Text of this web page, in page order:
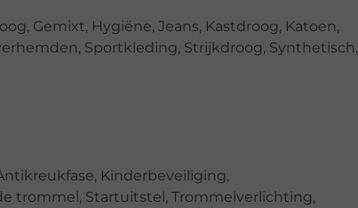
Gemixt, Hygiëne, Jeans, Kastdroog, Katoen,
Sportkleding, Strijkdroog, Synthetisch,
Kinderbeveiliging,
trommel, Startuitstel, Trommelverlichting,